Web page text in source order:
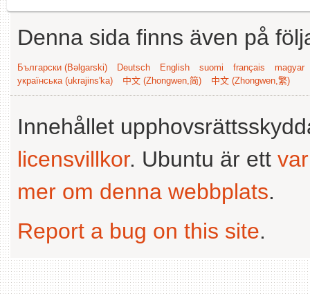
Denna sida finns även på
Български (Bəlgarski) Deutsch English suomi français
magyar
українська (ukrajins'ka)
中文 (Zhongwen,简) 中文 (Zhongwen,繁)
Innehållet
licensvillkor. Ubuntu är ett
mer om denna webbplats.
Report a bug on this site.